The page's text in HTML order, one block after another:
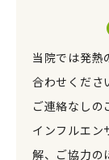
当院では発熱
合わせくださ
ご連絡なしの
インフルエン
解、ご協力の